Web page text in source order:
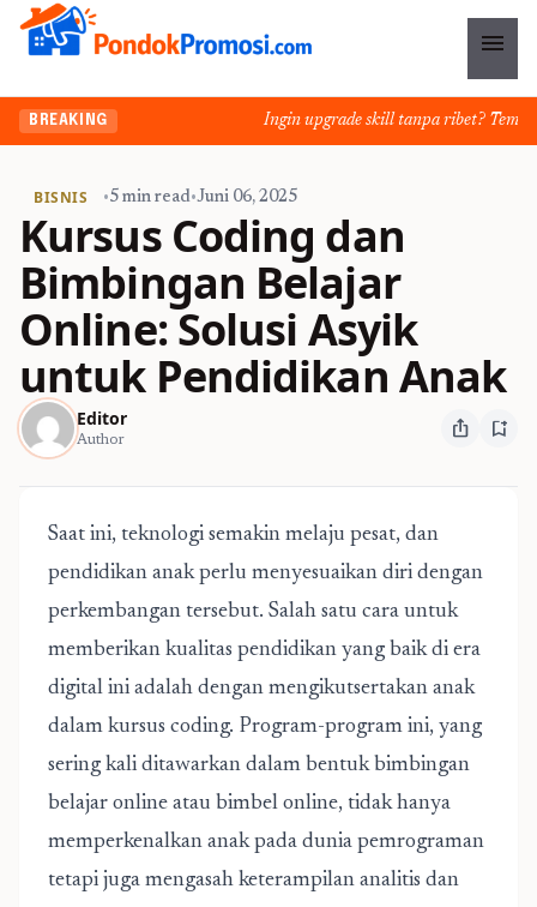
menu
BREAKING Ingin upgrade skill tanpa ribet?
BISNIS •5 min read•Juni 06, 2025
Kursus Coding dan
Bimbingan Belajar
Online: Solusi Asyik
untuk Pendidikan Anak
Editor
Author ios_share bookmark_add
Saat ini, teknologi semakin melaju pesat, dan
pendidikan anak perlu menyesuaikan diri dengan
perkembangan tersebut. Salah satu cara untuk
memberikan kualitas pendidikan yang baik di era
digital ini adalah dengan mengikutsertakan anak
dalam kursus coding. Program-program ini, yang
sering kali ditawarkan dalam bentuk bimbingan
belajar online atau bimbel online, tidak hanya
memperkenalkan anak pada dunia pemrograman
tetapi juga mengasah keterampilan analitis dan